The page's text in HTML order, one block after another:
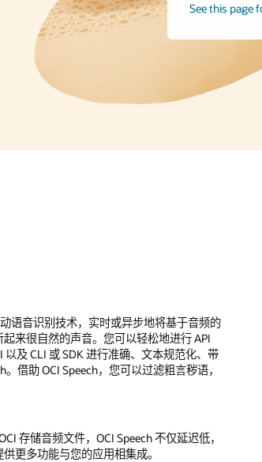
See this page
语音识别技术，实时或异步地将基于音频的
来很自然的声音。您可以轻松地进行 API
以及 CLI 或 SDK 进行准确、文本规范化、带
借助 OCI Speech，您可以过滤粗言秽语，
存储音频文件，OCI Speech 不仅延迟低，
更多功能与您的应用相集成。